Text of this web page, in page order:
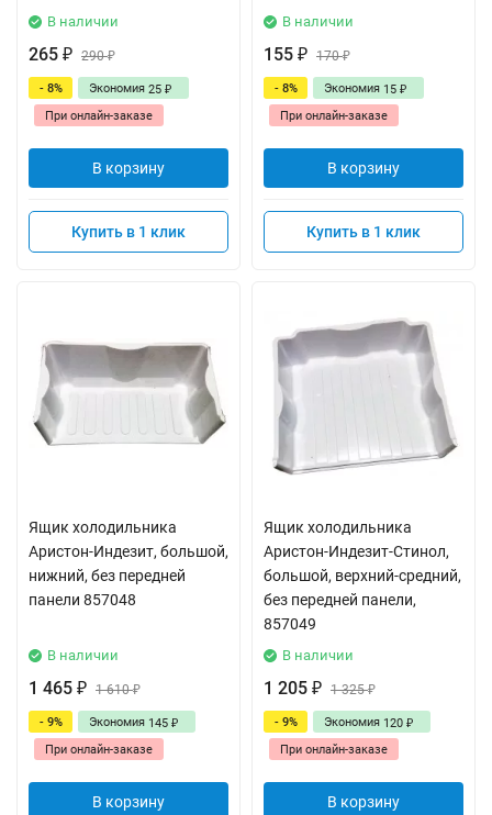
В наличии
265 ₽ 290₽
- 8% Экономия 25 ₽
При онлайн-заказе
В корзину
Купить в 1 клик
В наличии
155 ₽ 170₽
- 8% Экономия 15 ₽
При онлайн-заказе
В корзину
Купить в 1 клик
Ящик холодильника
Аристон-Индезит, большой,
нижний, без передней
панели 857048
В наличии
1 465 ₽ 1 610₽
- 9% Экономия 145 ₽
При онлайн-заказе
В корзину
Ящик холодильника
Аристон-Индезит-Стинол,
большой, верхний-средний,
без передней панели,
857049
В наличии
1 205 ₽ 1 325₽
- 9% Экономия 120 ₽
При онлайн-заказе
В корзину